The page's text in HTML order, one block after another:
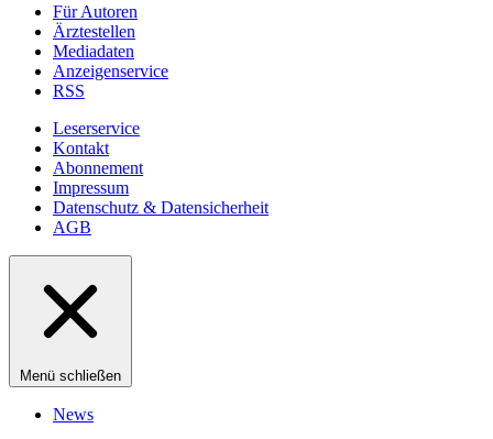
Für Autoren
Ärztestellen
Mediadaten
Anzeigenservice
RSS
Leserservice
Kontakt
Abonnement
Impressum
Datenschutz & Datensicherheit
AGB
Menü schließen
News